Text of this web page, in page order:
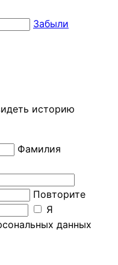
Забыли
историю
Фамилия
Повторите
Я
данных